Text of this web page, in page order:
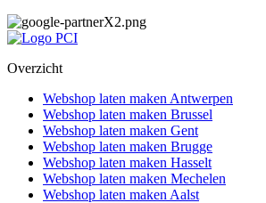
Overzicht
Webshop laten maken Antwerpen
Webshop laten maken Brussel
Webshop laten maken Gent
Webshop laten maken Brugge
Webshop laten maken Hasselt
Webshop laten maken Mechelen
Webshop laten maken Aalst